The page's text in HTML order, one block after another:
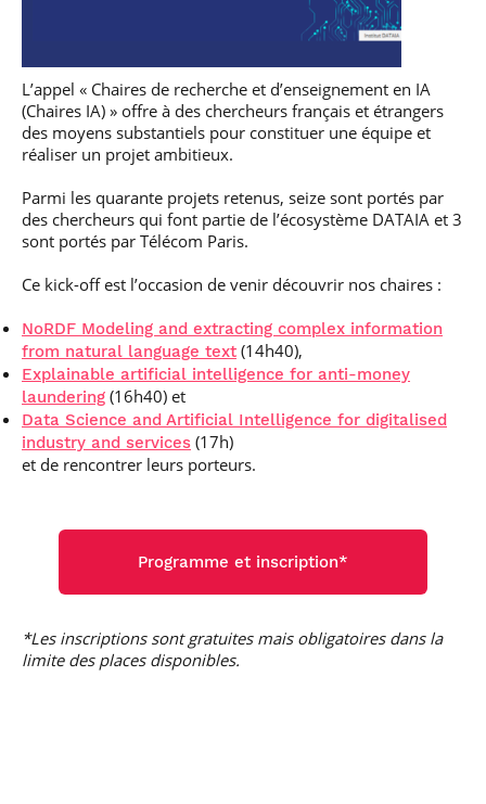
élèves impliqués
Corps des Mines
Parcours Talents : un
donnant accès aux
Corps techniques de
l’État
Expert
cybersécurité des
réseaux et des
systèmes
d’information
Intelligence
Artificielle – Expert
Data & MLops
Intelligence
Artificielle
autonome
Je suis élève en
situation de
faire ?
Vous êtes admis,
préparez votre
arrivée
Entreprises &
solutions Mastère
Brochures &
Événements des
formations de
Mastère Spécialisé
professionnel
• Créateur d’entreprise
L’appel « Chaires de recherche et d’enseignement en IA
(Chaires IA) » offre à des chercheurs français et étrangers
des moyens substantiels pour constituer une équipe et
réaliser un projet ambitieux.
Parmi les quarante projets retenus, seize sont portés par
des chercheurs qui font partie de l’écosystème DATAIA et 3
sont portés par Télécom Paris.
Ce kick-off est l’occasion de venir découvrir nos chaires :
NoRDF Modeling and extracting complex information
from natural language text (14h40),
Explainable artificial intelligence for anti-money
laundering (16h40) et
Data Science and Artificial Intelligence for digitalised
industry and services (17h)
et de rencontrer leurs porteurs.
Programme et inscription*
*Les inscriptions sont gratuites mais obligatoires dans la
limite des places disponibles.